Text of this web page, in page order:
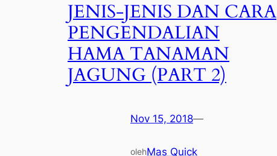
JENIS-JENIS DAN CARA
PENGENDALIAN
HAMA TANAMAN
JAGUNG (PART 2)
Nov 15, 2018—
olehMas Quick